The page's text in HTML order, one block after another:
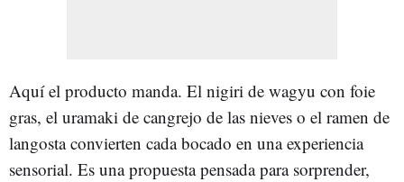
Aquí el producto manda. El nigiri de wagyu con foie
gras, el uramaki de cangrejo de las nieves o el ramen de
langosta convierten cada bocado en una experiencia
sensorial. Es una propuesta pensada para sorprender,